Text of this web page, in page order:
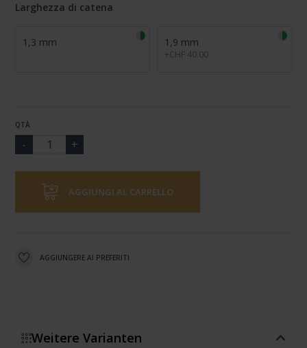
Larghezza di catena
1,3 mm 1,9 mm
+CHF 40.00
QTÀ
AGGIUNGI AL CARRELLO
AGGIUNGERE AI PREFERITI
Weitere Varianten